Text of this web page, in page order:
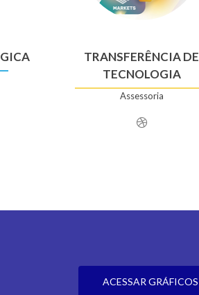
TRANSFERÊNCIA DE
TECNOLOGIA
Assessoria
ACESSAR GRÁFICOS